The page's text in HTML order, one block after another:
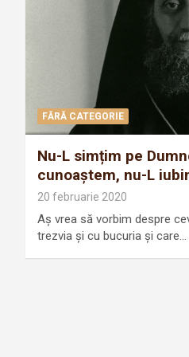
FĂRĂ CATEGORIE
Nu-L simțim pe
cunoaștem, nu-L
20 februarie 2020
Aș vrea să vorbim despre
trezvia și cu bucuria și care…